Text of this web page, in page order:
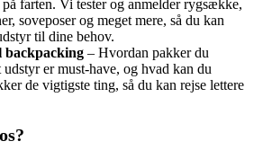
farten. Vi tester og anmelder rygsække,
soveposer og meget mere, så du kan
til dine behov.
backpacking – Hvordan pakker du
er must-have, og hvad kan du
de vigtigste ting, så du kan rejse lettere